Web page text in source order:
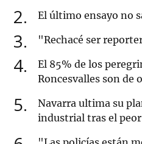
2 El último ensayo no
3 "Rechacé ser
4
El 85% de los
Roncesvalles son de
5
Navarra ultima su
industrial tras el